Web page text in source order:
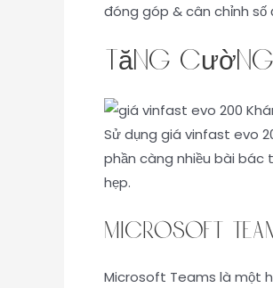
đóng góp & cân chỉnh số
Tăng
Sử dụng giá vinfast evo
phần càng nhiều bài bác
hẹp.
Microsoft
Microsoft Teams là một